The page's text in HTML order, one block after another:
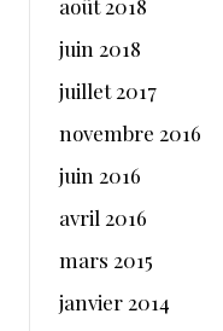
août 2018
juin 2018
juillet 2017
novembre 2016
juin 2016
avril 2016
mars 2015
janvier 2014